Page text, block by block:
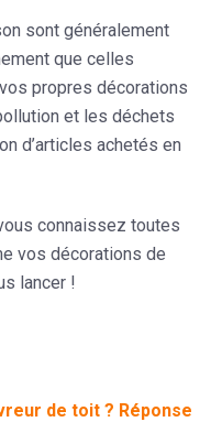
sont généralement
que celles
propres décorations
et les déchets
d’articles achetés en
connaissez toutes
vos décorations de
lancer !
de toit ? Réponse